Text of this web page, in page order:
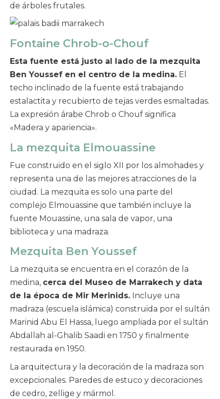
de árboles frutales.
Fontaine Chrob-o-Chouf
Esta fuente está justo al lado de la mezquita
Ben Youssef en el centro de la medina. El
techo inclinado de la fuente está trabajando
estalactita y recubierto de tejas verdes esmaltadas.
La expresión árabe Chrob o Chouf significa
«Madera y apariencia».
La mezquita Elmouassine
Fue construido en el siglo XII por los almohades y
representa una de las mejores atracciones de la
ciudad. La mezquita es solo una parte del
complejo Elmouassine que también incluye la
fuente Mouassine, una sala de vapor, una
biblioteca y una madraza.
Mezquita Ben Youssef
La mezquita se encuentra en el corazón de la
medina, cerca del Museo de Marrakech y data
de la época de Mir Merinids. Incluye una
madraza (escuela islámica) construida por el sultán
Marinid Abu El Hassa, luego ampliada por el sultán
Abdallah al-Ghalib Saadi en 1750 y finalmente
restaurada en 1950.
La arquitectura y la decoración de la madraza son
excepcionales. Paredes de estuco y decoraciones
de cedro, zellige y mármol.